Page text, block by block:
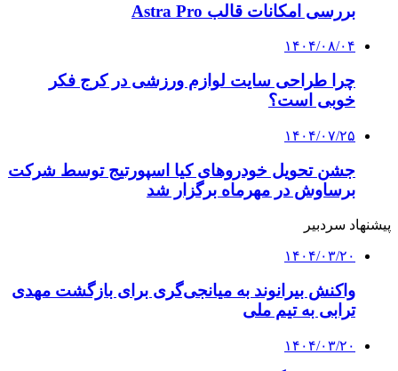
بررسی امکانات قالب Astra Pro
۱۴۰۴/۰۸/۰۴
چرا طراحی سایت لوازم ورزشی در کرج فکر
خوبی است؟
۱۴۰۴/۰۷/۲۵
جشن تحویل خودروهای کیا اسپورتیج توسط شرکت
برساوش در مهرماه برگزار شد
پیشنهاد سردبیر
۱۴۰۴/۰۳/۲۰
واکنش بیرانوند به میانجی‌گری برای بازگشت مهدی
ترابی به تیم ملی
۱۴۰۴/۰۳/۲۰